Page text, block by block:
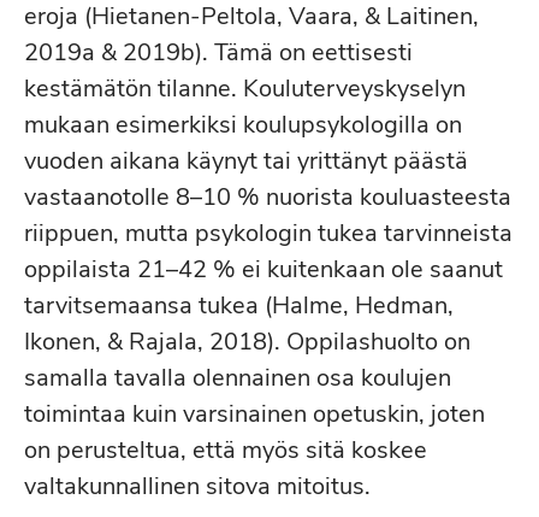
eroja (Hietanen-Peltola, Vaara, & Laitinen,
2019a & 2019b). Tämä on eettisesti
kestämätön tilanne. Kouluterveyskyselyn
mukaan esimerkiksi koulupsykologilla on
vuoden aikana käynyt tai yrittänyt päästä
vastaanotolle 8–10 % nuorista kouluasteesta
riippuen, mutta psykologin tukea tarvinneista
oppilaista 21–42 % ei kuitenkaan ole saanut
tarvitsemaansa tukea (Halme, Hedman,
Ikonen, & Rajala, 2018). Oppilashuolto on
samalla tavalla olennainen osa koulujen
toimintaa kuin varsinainen opetuskin, joten
on perusteltua, että myös sitä koskee
valtakunnallinen sitova mitoitus.